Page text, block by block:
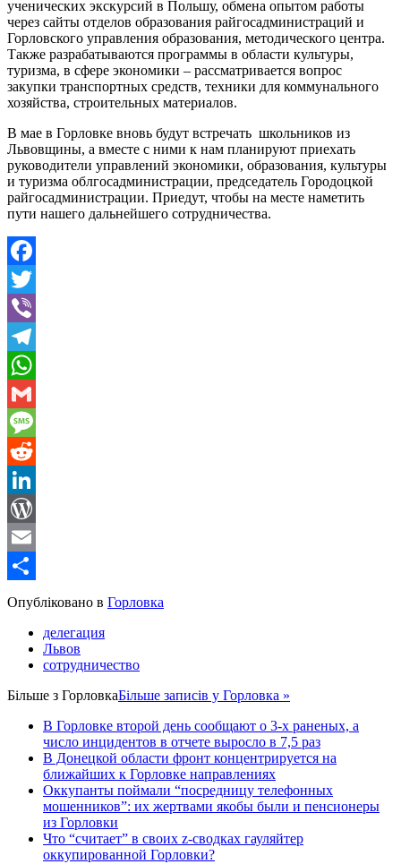
ученических экскурсий в Польшу, обмена опытом работы
через сайты отделов образования райгосадминистраций и
Горловского управления образования, методического центра.
Также разрабатываются программы в области культуры,
туризма, в сфере экономики – рассматривается вопрос
закупки транспортных средств, техники для коммунального
хозяйства, строительных материалов.
В мае в Горловке вновь будут встречать школьников из
Львовщины, а вместе с ними к нам планируют приехать
руководители управлений экономики, образования, культуры
и туризма облгосадминистрации, председатель Городоцкой
райгосадминистрации. Приедут, чтобы на месте наметить
пути нашего дальнейшего сотрудничества.
Facebook
Twitter
Viber
Telegram
WhatsApp
Gmail
Message
Reddit
LinkedIn
WordPress
Email
Share
Опубліковано в Горловка
делегация
Львов
сотрудничество
Більше з ГорловкаБільше записів у Горловка »
В Горловке второй день сообщают о 3-х раненых, а
число инцидентов в отчете выросло в 7,5 раз
В Донецкой области фронт концентрируется на
ближайших к Горловке направлениях
Оккупанты поймали “посредницу телефонных
мошенников”: их жертвами якобы были и пенсионеры
из Горловки
Что “считает” в своих z-сводках гауляйтер
оккупированной Горловки?